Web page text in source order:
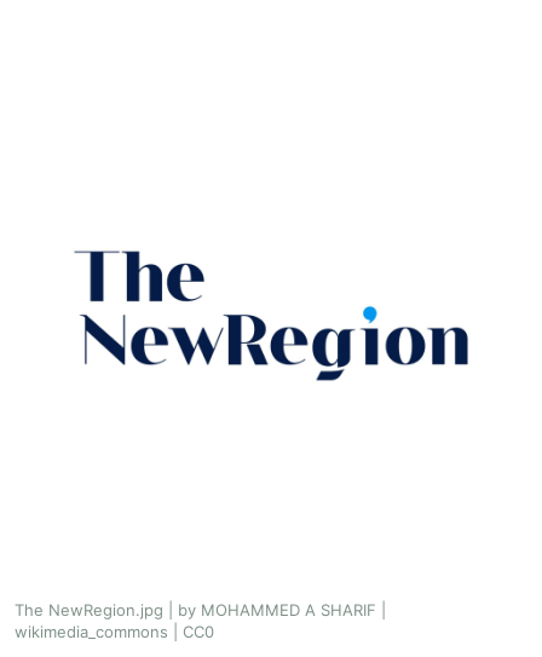
The NewRegion.jpg | by MOHAMMED A SHARIF |
wikimedia_commons | CC0